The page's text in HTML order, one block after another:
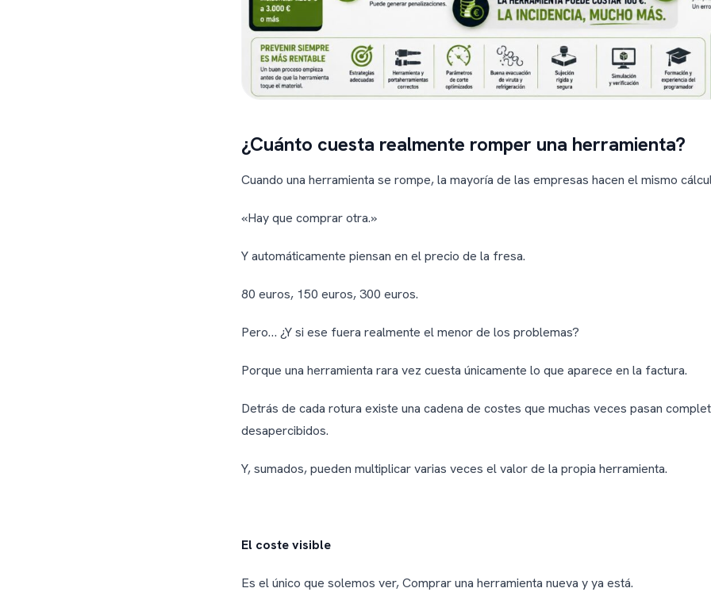
¿Cuánto cuesta realmente romper una herramienta?
Cuando una herramienta se rompe, la mayoría de las empresas hacen el mismo
«Hay que comprar otra.»
Y automáticamente piensan en el precio de la fresa.
80 euros, 150 euros, 300 euros.
Pero… ¿Y si ese fuera realmente el menor de los problemas?
Porque una herramienta rara vez cuesta únicamente lo que aparece en la factura.
Detrás de cada rotura existe una cadena de costes que muchas veces pasan
desapercibidos.
Y, sumados, pueden multiplicar varias veces el valor de la propia herramienta.
El coste visible
Es el único que solemos ver, Comprar una herramienta nueva y ya está.